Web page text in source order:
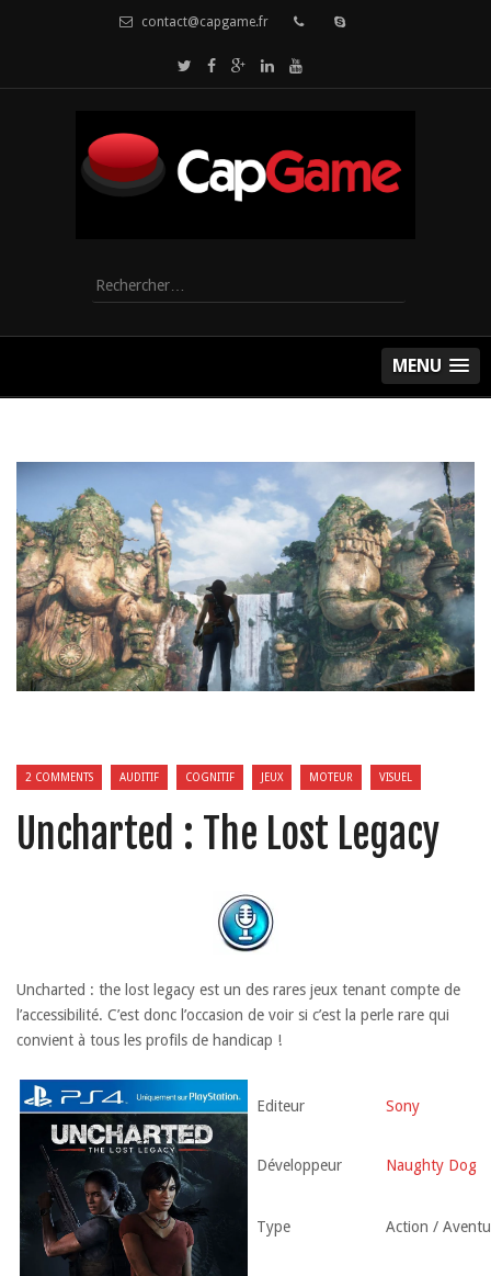
contact@capgame.fr
Rechercher :
MENU
2 COMMENTS AUDITIF COGNITIF JEUX MOTEUR VISUEL
Uncharted : The Lost Legacy
Uncharted : the lost legacy est un des rares jeux tenant compte de
l’accessibilité. C’est donc l’occasion de voir si c’est la perle rare qui
convient à tous les profils de handicap !
Editeur Sony
Développeur Naughty Dog
Type Action /